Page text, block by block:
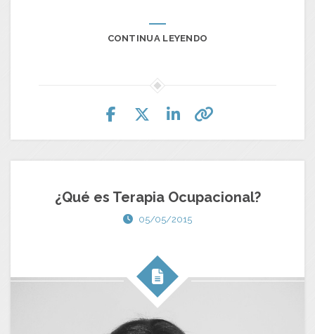
CONTINUA LEYENDO
¿Qué es Terapia Ocupacional?
05/05/2015